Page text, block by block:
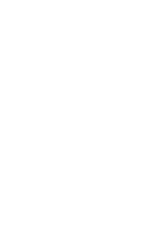
El Unicaja
Gran